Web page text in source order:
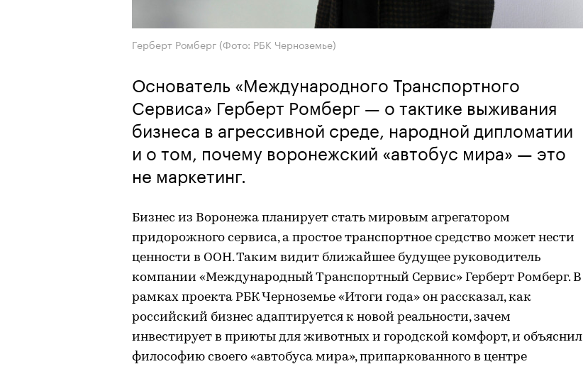
Герберт Ромберг (Фото: РБК Черноземье)
Основатель «Международного Транспортного
Сервиса» Герберт Ромберг — о тактике выживания
бизнеса в агрессивной среде, народной дипломатии
и о том, почему воронежский «автобус мира» — это
не маркетинг.
Бизнес из Воронежа планирует стать мировым агрегатором
придорожного сервиса, а простое транспортное средство может нести
ценности в ООН. Таким видит ближайшее будущее руководитель
компании «Международный Транспортный Сервис» Герберт Ромберг. В
рамках проекта РБК Черноземье «Итоги года» он рассказал, как
российский бизнес адаптируется к новой реальности, зачем
инвестирует в приюты для животных и городской комфорт, и объяснил
философию своего «автобуса мира», припаркованного в центре